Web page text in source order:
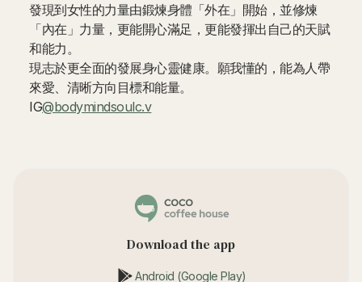
發現到女性的力量由鍛煉身體「外在」開始，並修煉
「內在」力量，更能開心滿足，更能發揮出自己的天賦
和能力。
現志於更全面的發展身心靈健康。願我懂的，能為人帶
來愛、清晰方向目標和能量。
IG@bodymindsoulc.v
Download the app
Android (Google Play)